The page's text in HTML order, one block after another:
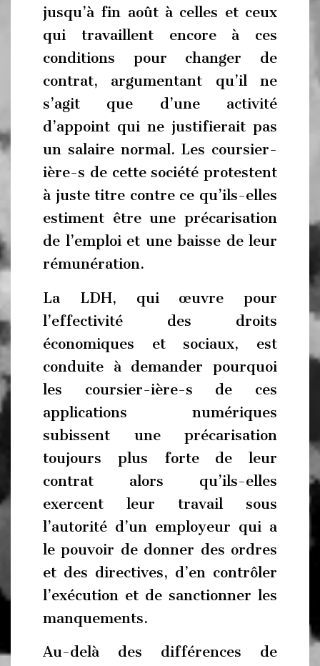
jusqu’à fin août à celles et ceux
qui travaillent encore à ces
conditions pour changer de
contrat, argumentant qu’il ne
s’agit que d’une activité
d’appoint qui ne justifierait pas
un salaire normal. Les coursier-
ière-s de cette société protestent
à juste titre contre ce qu’ils-elles
estiment être une précarisation
de l’emploi et une baisse de leur
rémunération.
La LDH, qui œuvre pour
l’effectivité des droits
économiques et sociaux, est
conduite à demander pourquoi
les coursier-ière-s de ces
applications numériques
subissent une précarisation
toujours plus forte de leur
contrat alors qu’ils-elles
exercent leur travail sous
l’autorité d’un employeur qui a
le pouvoir de donner des ordres
et des directives, d’en contrôler
l’exécution et de sanctionner les
manquements.
Au-delà des différences de